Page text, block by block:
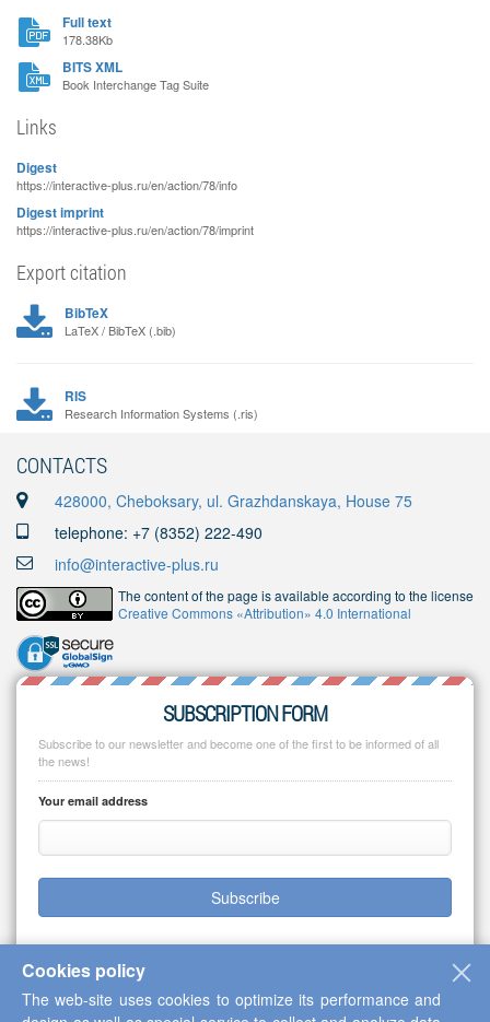
Full text
178.38Kb
BITS XML
Book Interchange Tag Suite
Links
Digest
https://interactive-plus.ru/en/action/78/info
Digest imprint
https://interactive-plus.ru/en/action/78/imprint
Export citation
BibTeX
LaTeX / BibTeX (.bib)
RIS
Research Information Systems (.ris)
CONTACTS
428000, Cheboksary, ul. Grazhdanskaya, House 75
telephone: +7 (8352) 222-490
info@interactive-plus.ru
The content of the page is available according to the license
Creative Commons «Attribution» 4.0 International
SUBSCRIPTION FORM
Subscribe to our newsletter and become one of the first to be informed of all
the news!
Your email address
Subscribe
Copyright © 2013-2026 Scientific Cooperation Center "Interactive Plus"
Cookies policy
The web-site uses cookies to optimize its performance and